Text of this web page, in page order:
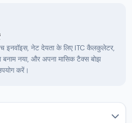
इनवॉइस, नेट देयता के लिए ITC कैलकुलेटर,
बनाम नया, और अपना मासिक टैक्स बोझ
करें।